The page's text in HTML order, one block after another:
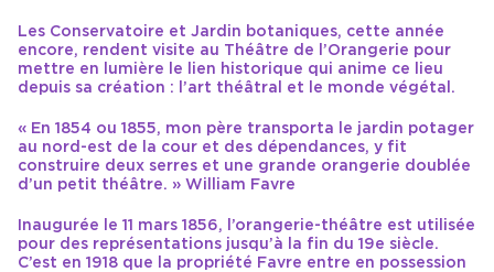
Les Conservatoire et Jardin botaniques, cette année
encore, rendent visite au Théâtre de l’Orangerie pour
mettre en lumière le lien historique qui anime ce lieu
depuis sa création : l’art théâtral et le monde végétal.
« En 1854 ou 1855, mon père transporta le jardin potager
au nord-est de la cour et des dépendances, y fit
construire deux serres et une grande orangerie doublée
d’un petit théâtre. » William Favre
Inaugurée le 11 mars 1856, l’orangerie-théâtre est utilisée
pour des représentations jusqu’à la fin du 19e siècle.
C’est en 1918 que la propriété Favre entre en possession